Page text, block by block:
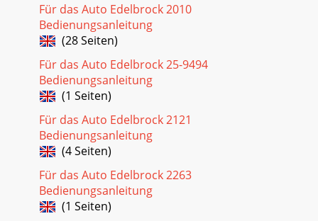
Für das Auto Edelbrock 2010
Bedienungsanleitung
(28 Seiten)
Für das Auto Edelbrock 25-9494
Bedienungsanleitung
(1 Seiten)
Für das Auto Edelbrock 2121
Bedienungsanleitung
(4 Seiten)
Für das Auto Edelbrock 2263
Bedienungsanleitung
(1 Seiten)